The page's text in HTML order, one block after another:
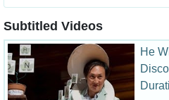
Subtitled Videos
He